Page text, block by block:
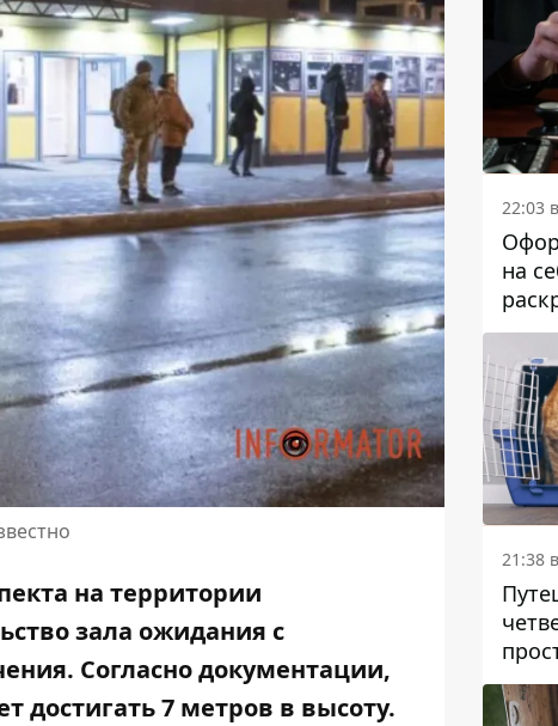
на территории
зала ожидания с
Согласно документации,
достигать 7 метров в высоту.
22:03
на
21:38